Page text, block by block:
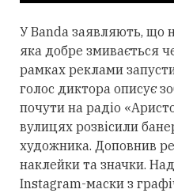
У Banda заявляють, що
яка добре змивається
рамках реклами
голос диктора описує
почути на радіо
вулицях розвісили
художника. Доповнив
наклейки та значки.
Instagram-маски з